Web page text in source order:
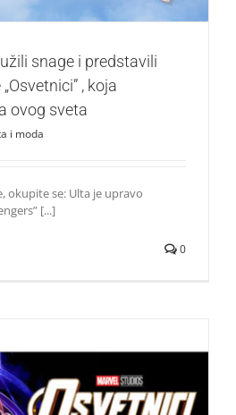
snage i predstavili
, koja
ovog sveta
i moda
okupite se: Ulta je upravo
[...]
0